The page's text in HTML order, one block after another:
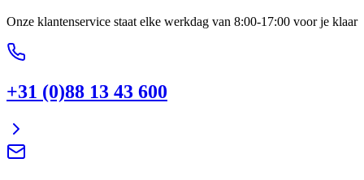
Onze klantenservice staat elke werkdag van 8:00-17:00 voor je klaar
+31 (0)88 13 43 600